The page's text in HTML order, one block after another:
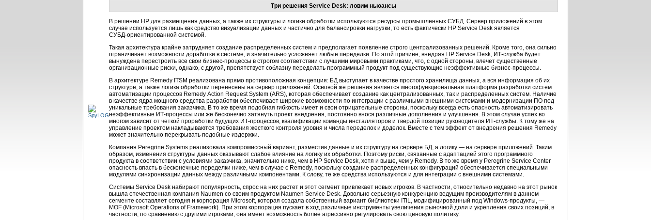
Три решения Service Desk: ловим ньюансы
В решении НР для размещения данных, а также их структуры и логики обработки используются ресурсы промышленных СУБД. Сервер приложений в этом
случае используется лишь как средство визуализации данных и частично для балансировки нагрузки, то есть фактически HP Service Desk является
СУБД-ориентированной системой.
Такая архитектура крайне затрудняет создание распределенных систем и предполагает появление строго централизованных решений. Кроме того, она сильно
ограничивает возможности доработки в системе, и значительно усложняет любые переделки. По этой причине, внедряя HP Service Desk, ИТ-служба будет
вынуждена перестроить все свои бизнес-процессы в строгом соответствии с лучшими мировыми практиками, что, с одной стороны, влечет существенные
организационные риски, однако, с другой, препятствует соблазну переделать программный продукт под существующие неэффективные бизнес-процессы.
В архитектуре Remedy ITSM реализована прямо противоположная концепция: БД выступает в качестве простого хранилища данных, а вся информация об их
структуре, а также логика обработки перенесены на сервер приложений. Основой же решения является многофункциональная платформа разработки систем
автоматизации процессов Remedy Action Request System (ARS), которая обеспечивает создание как централизованных, так и распределенных систем. Наличие
в качестве ядра мощного средства разработки обеспечивает широкие возможности по интеграции с различными внешними системами и модернизации ПО под
уникальные требования заказчика. В то же время подобная гибкость имеет и свои отрицательные стороны, поскольку всегда есть опасность автоматизировать
неэффективные ИТ-процессы или же бесконечно затянуть проект внедрения, постоянно внося различные дополнения и улучшения. В этом случае успех во
многом зависит от четкой проработки будущих ИТ-процессов, квалификации команды инсталляторов и твердой позиции руководителя ИТ-службы. К тому же на
управление проектом накладываются требования жесткого контроля уровня и числа переделок и доделок. Вместе с тем эффект от внедрения решения Remedy
может значительно перекрывать подобные издержки.
Компания Peregrine Systems реализовала компромиссный вариант, разместив данные и их структуру на сервере БД, а логику — на сервере приложений. Таким
образом, изменения структуры данных оказывают слабое влияние на логику их обработки. Поэтому риски, связанные с адаптацией этого программного
продукта в соответствии с условиями заказчика, значительно ниже, чем в HP Service Desk, хотя и выше, чем у Remedy. В то же время у Peregrine Service Center
опасность впасть в бесконечные переделки ниже, чем в случае с Remedy, поскольку создание распределенных конфигураций обеспечивается специальными
модулями синхронизации данных между различными компонентами. К слову, те же средства используются и для интеграции с внешними системами.
Системы Service Desk набирают популярность, спрос на них растет и этот сегмент привлекает новых игроков. В частности, относительно недавно на этот рынок
вышла отечественная компания Naumen со своим продуктом Naumen Service Desk. Довольно серьезную конкуренцию ведущим производителям в данном
сегменте составляет сегодня и корпорация Microsoft, которая создала собственный вариант библиотеки ITIL, модифицированный под Windows-продукты, —
MOF (Microsoft Operations of Framework). При этом корпорация пускает в ход различные инструменты увеличения рыночной доли и укрепления своих позиций, в
частности, по сравнению с другими игроками, она имеет возможность более агрессивно регулировать свою ценовую политику.